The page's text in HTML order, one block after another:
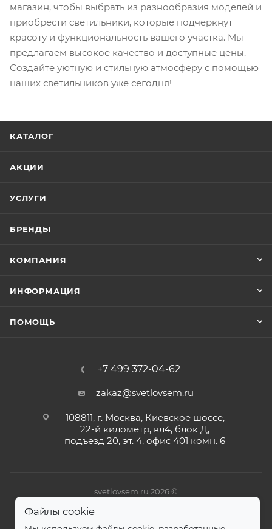
магазин, чтобы выбрать из разнообразия моделей и
приобрести светильники, которые подчеркнут
красоту и функциональность вашего участка. Мы
предлагаем высокое качество и доступные цены.
Создайте уютную и стильную атмосферу с помощью
наших светильников уже сегодня!
КАТАЛОГ
АКЦИИ
УСЛУГИ
БРЕНДЫ
КОМПАНИЯ
ИНФОРМАЦИЯ
ПОМОЩЬ
+7 499 372-04-62
zakaz@svetlovsem.ru
108811, г. Москва, Киевское шоссе,
22-й километр, вл4, блок Д,
подъезд 20, эт. 4, офис 401 комн. 6
svetlovsem.ru 2026 ©
Файлы cookie